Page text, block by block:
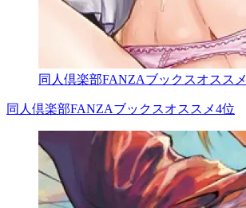
同人倶楽部FANZAブックスオススメ
同人倶楽部FANZAブックスオススメ4位